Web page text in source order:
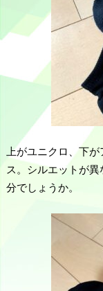
上がユニクロ、下
ス。シルエットが
分でしょうか。